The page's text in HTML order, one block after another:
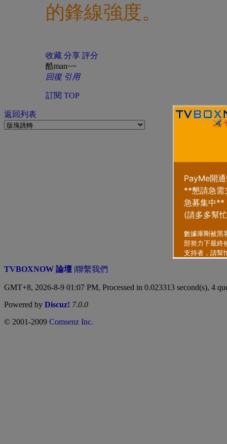
的鋒線強度。
收藏 分享 評分
酷man~~
回復 引用
訂閱 TOP
返回列表
TVBOXNOW 論壇 |聯繫我們
GMT+8, 2026-8-9 01:07 PM, Processed in 0.023313 second(s), 4
Powered by Discuz! 7.0.0
© 2001-2009 Comsenz Inc.